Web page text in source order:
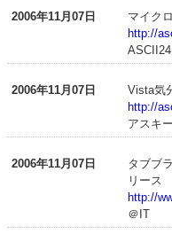
2006年11月07日
マイク
http://
ASCII24
2006年11月07日
Vista気
http://
アスキ
2006年11月07日
タブブ
リース
http://
＠IT